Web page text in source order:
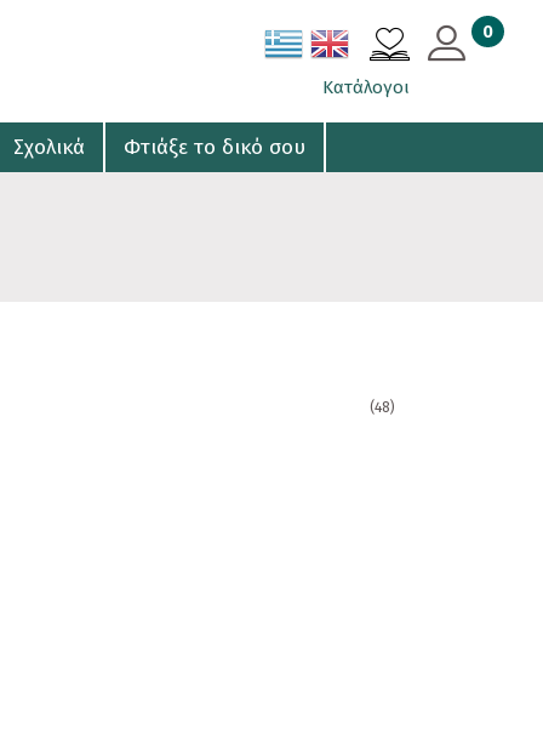
0
Κατάλογοι
Σχολικά Φτιάξε το δικό σου
(48)